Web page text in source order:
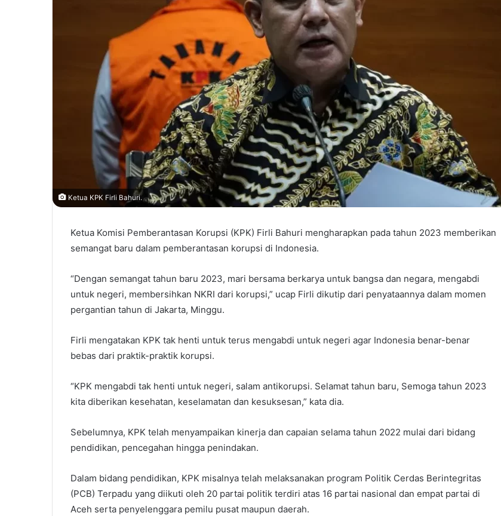
Ketua KPK Firli Bahuri.
Ketua Komisi Pemberantasan Korupsi (KPK) Firli Bahuri mengharapkan pada tahun 2023 memberikan
semangat baru dalam pemberantasan korupsi di Indonesia.
“Dengan semangat tahun baru 2023, mari bersama berkarya untuk bangsa dan negara, mengabdi
untuk negeri, membersihkan NKRI dari korupsi,” ucap Firli dikutip dari penyataannya dalam momen
pergantian tahun di Jakarta, Minggu.
Firli mengatakan KPK tak henti untuk terus mengabdi untuk negeri agar Indonesia benar-benar
bebas dari praktik-praktik korupsi.
“KPK mengabdi tak henti untuk negeri, salam antikorupsi. Selamat tahun baru, Semoga tahun 2023
kita diberikan kesehatan, keselamatan dan kesuksesan,” kata dia.
Sebelumnya, KPK telah menyampaikan kinerja dan capaian selama tahun 2022 mulai dari bidang
pendidikan, pencegahan hingga penindakan.
Dalam bidang pendidikan, KPK misalnya telah melaksanakan program Politik Cerdas Berintegritas
(PCB) Terpadu yang diikuti oleh 20 partai politik terdiri atas 16 partai nasional dan empat partai di
Aceh serta penyelenggara pemilu pusat maupun daerah.